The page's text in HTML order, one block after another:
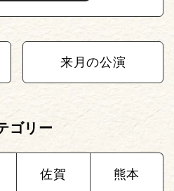
来月の公演
ゴリー
佐賀 熊本